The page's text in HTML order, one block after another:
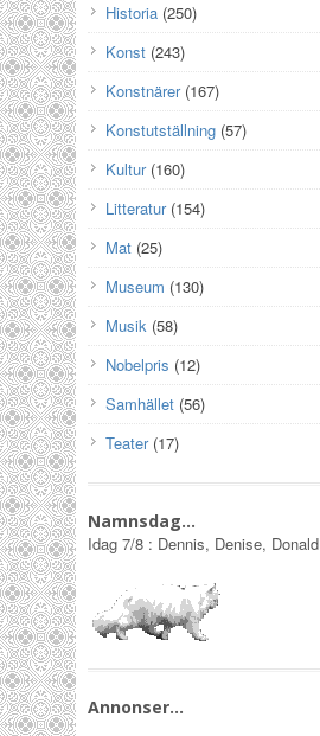
Historia (250)
Konst (243)
Konstnärer(167)
Konstutställning (57)
Kultur(160)
Litteratur(154)
Mat (25)
Museum (130)
Musik (58)
Nobelpris (12)
Samhället (56)
Teater(17)
Namnsdag…
Idag 7/8 : Dennis, Denise, Donald
Annonser…